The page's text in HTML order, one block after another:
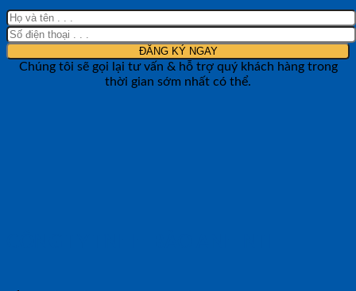
Chúng tôi sẽ gọi lại tư vấn & hỗ trợ quý khách hàng trong
thời gian sớm nhất có thể.